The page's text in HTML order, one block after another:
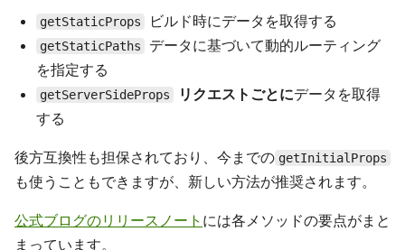
getStaticProps ビルド時にデータを取得する
getStaticPaths
データに基づいて動的ルーティング
を指定する
getServerSideProps リクエストごとにデータを取得
する
後方互換性も担保されており、今までの getInitialProps
も使うこともできますが、新しい方法が推奨されます。
公式ブログのリリースノート には各メソッドの要点がまと
まっています。